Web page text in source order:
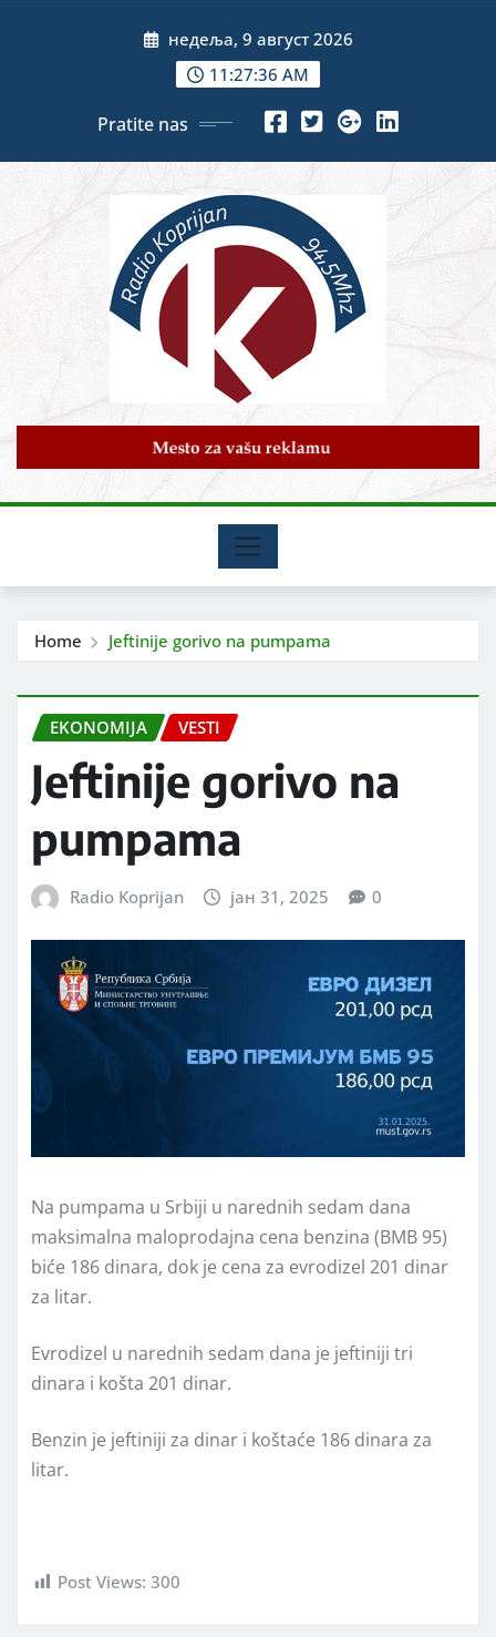
недеља, 9 август 2026
11:27:38 AM
Pratite nas
Home Jeftinije gorivo na pumpama
EKONOMIJA VESTI
Jeftinije gorivo na
pumpama
Radio Koprijan јан 31, 2025 0
Na pumpama u Srbiji u narednih sedam dana
maksimalna maloprodajna cena benzina (BMB 95)
biće 186 dinara, dok je cena za evrodizel 201 dinar
za litar.
Evrodizel u narednih sedam dana je jeftiniji tri
dinara i košta 201 dinar.
Benzin je jeftiniji za dinar i koštaće 186 dinara za
litar.
Post Views: 300